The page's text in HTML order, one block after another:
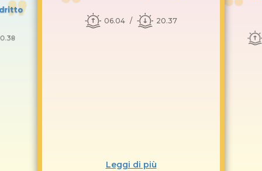
06.04 20.37
Leggi di più